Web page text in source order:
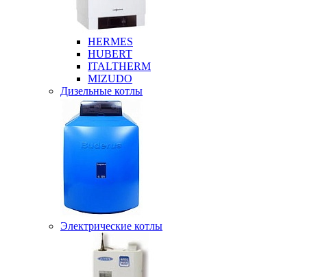
HERMES
HUBERT
ITALTHERM
MIZUDO
Дизельные котлы
Электрические котлы